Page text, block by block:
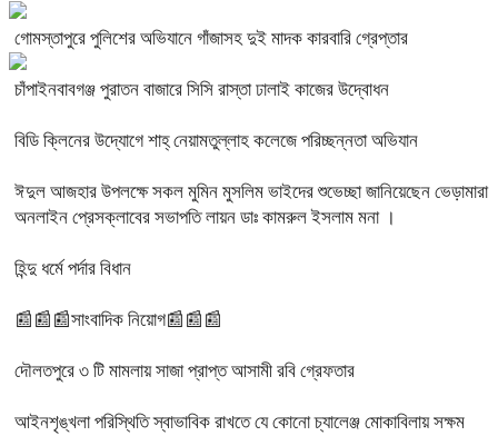
গোমস্তাপুরে পুলিশের অভিযানে গাঁজাসহ দুই মাদক কারবারি গ্রেপ্তার
চাঁপাইনবাবগঞ্জ পুরাতন বাজারে সিসি রাস্তা ঢালাই কাজের উদ্বোধন
বিডি ক্লিনের উদ্যোগে শাহ্ নেয়ামতুল্লাহ কলেজে পরিচ্ছন্নতা অভিযান
ঈদুল আজহার উপলক্ষে সকল মুমিন মুসলিম ভাইদের শুভেচ্ছা জানিয়েছেন ভেড়ামারা
অনলাইন প্রেসক্লাবের সভাপতি লায়ন ডাঃ কামরুল ইসলাম মনা ।
হিন্দু ধর্মে পর্দার বিধান
📰📰📰সাংবাদিক নিয়োগ📰📰📰
দৌলতপুরে ৩ টি মামলায় সাজা প্রাপ্ত আসামী রবি গ্রেফতার
আইনশৃঙ্খলা পরিস্থিতি স্বাভাবিক রাখতে যে কোনো চ্যালেঞ্জ মোকাবিলায় সক্ষম